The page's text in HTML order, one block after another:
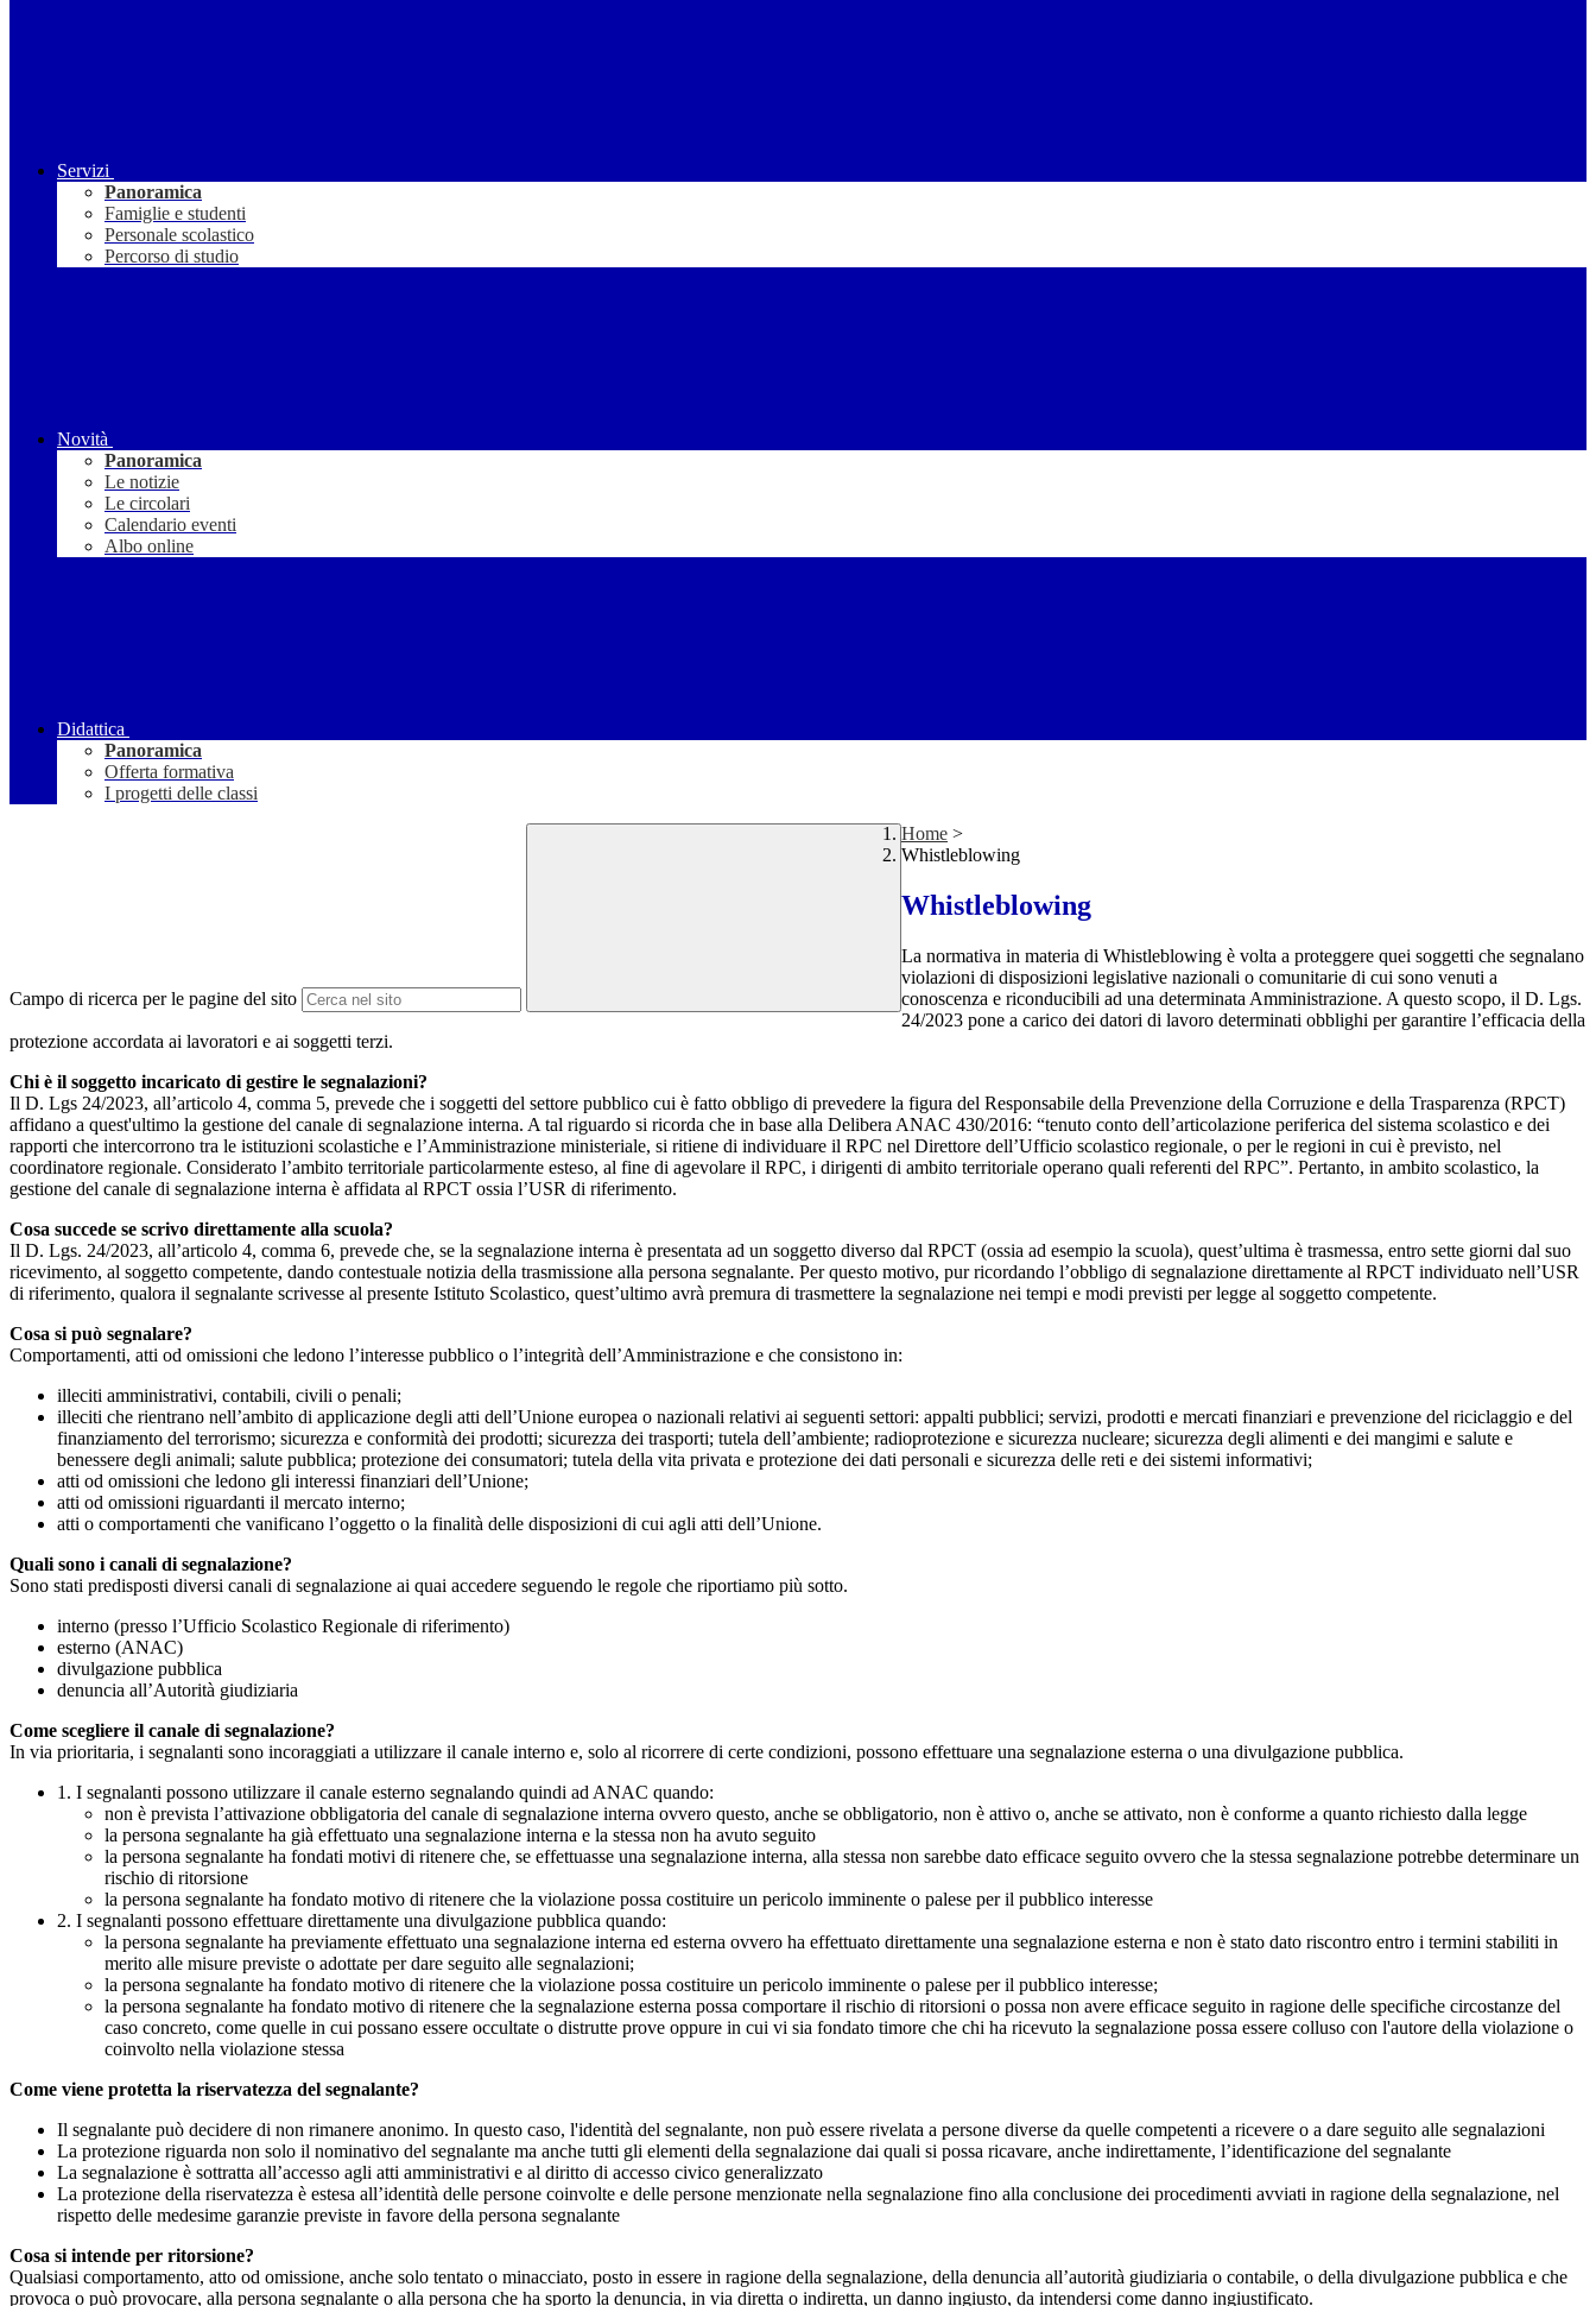
Servizi
Panoramica
Famiglie e studenti
Personale scolastico
Percorso di studio
Novità
Panoramica
Le notizie
Le circolari
Calendario eventi
Albo online
Didattica
Panoramica
Offerta formativa
I progetti delle classi
Campo di ricerca per le pagine del sito
Home >
Whistleblowing
Whistleblowing
La normativa in materia di Whistleblowing è volta a proteggere quei soggetti che segnalano
violazioni di disposizioni legislative nazionali o comunitarie di cui sono venuti a
conoscenza e riconducibili ad una determinata Amministrazione. A questo scopo, il D. Lgs.
24/2023 pone a carico dei datori di lavoro determinati obblighi per garantire l’efficacia della
protezione accordata ai lavoratori e ai soggetti terzi.
Chi è il soggetto incaricato di gestire le segnalazioni?
Il D. Lgs 24/2023, all’articolo 4, comma 5, prevede che i soggetti del settore pubblico cui è fatto obbligo di prevedere la figura del Responsabile della Prevenzione della Corruzione e della Trasparenza (RPCT)
affidano a quest'ultimo la gestione del canale di segnalazione interna. A tal riguardo si ricorda che in base alla Delibera ANAC 430/2016: “tenuto conto dell’articolazione periferica del sistema scolastico e dei
rapporti che intercorrono tra le istituzioni scolastiche e l’Amministrazione ministeriale, si ritiene di individuare il RPC nel Direttore dell’Ufficio scolastico regionale, o per le regioni in cui è previsto, nel
coordinatore regionale. Considerato l’ambito territoriale particolarmente esteso, al fine di agevolare il RPC, i dirigenti di ambito territoriale operano quali referenti del RPC”. Pertanto, in ambito scolastico, la
gestione del canale di segnalazione interna è affidata al RPCT ossia l’USR di riferimento.
Cosa succede se scrivo direttamente alla scuola?
Il D. Lgs. 24/2023, all’articolo 4, comma 6, prevede che, se la segnalazione interna è presentata ad un soggetto diverso dal RPCT (ossia ad esempio la scuola), quest’ultima è trasmessa, entro sette giorni dal suo
ricevimento, al soggetto competente, dando contestuale notizia della trasmissione alla persona segnalante. Per questo motivo, pur ricordando l’obbligo di segnalazione direttamente al RPCT individuato nell’USR
di riferimento, qualora il segnalante scrivesse al presente Istituto Scolastico, quest’ultimo avrà premura di trasmettere la segnalazione nei tempi e modi previsti per legge al soggetto competente.
Cosa si può segnalare?
Comportamenti, atti od omissioni che ledono l’interesse pubblico o l’integrità dell’Amministrazione e che consistono in:
illeciti amministrativi, contabili, civili o penali;
illeciti che rientrano nell’ambito di applicazione degli atti dell’Unione europea o nazionali relativi ai seguenti settori: appalti pubblici; servizi, prodotti e mercati finanziari e prevenzione del riciclaggio e del
finanziamento del terrorismo; sicurezza e conformità dei prodotti; sicurezza dei trasporti; tutela dell’ambiente; radioprotezione e sicurezza nucleare; sicurezza degli alimenti e dei mangimi e salute e
benessere degli animali; salute pubblica; protezione dei consumatori; tutela della vita privata e protezione dei dati personali e sicurezza delle reti e dei sistemi informativi;
atti od omissioni che ledono gli interessi finanziari dell’Unione;
atti od omissioni riguardanti il mercato interno;
atti o comportamenti che vanificano l’oggetto o la finalità delle disposizioni di cui agli atti dell’Unione.
Quali sono i canali di segnalazione?
Sono stati predisposti diversi canali di segnalazione ai quai accedere seguendo le regole che riportiamo più sotto.
interno (presso l’Ufficio Scolastico Regionale di riferimento)
esterno (ANAC)
divulgazione pubblica
denuncia all’Autorità giudiziaria
Come scegliere il canale di segnalazione?
In via prioritaria, i segnalanti sono incoraggiati a utilizzare il canale interno e, solo al ricorrere di certe condizioni, possono effettuare una segnalazione esterna o una divulgazione pubblica.
1. I segnalanti possono utilizzare il canale esterno segnalando quindi ad ANAC quando:
non è prevista l’attivazione obbligatoria del canale di segnalazione interna ovvero questo, anche se obbligatorio, non è attivo o, anche se attivato, non è conforme a quanto richiesto dalla legge
la persona segnalante ha già effettuato una segnalazione interna e la stessa non ha avuto seguito
la persona segnalante ha fondati motivi di ritenere che, se effettuasse una segnalazione interna, alla stessa non sarebbe dato efficace seguito ovvero che la stessa segnalazione potrebbe determinare un
rischio di ritorsione
la persona segnalante ha fondato motivo di ritenere che la violazione possa costituire un pericolo imminente o palese per il pubblico interesse
2. I segnalanti possono effettuare direttamente una divulgazione pubblica quando:
la persona segnalante ha previamente effettuato una segnalazione interna ed esterna ovvero ha effettuato direttamente una segnalazione esterna e non è stato dato riscontro entro i termini stabiliti in
merito alle misure previste o adottate per dare seguito alle segnalazioni;
la persona segnalante ha fondato motivo di ritenere che la violazione possa costituire un pericolo imminente o palese per il pubblico interesse;
la persona segnalante ha fondato motivo di ritenere che la segnalazione esterna possa comportare il rischio di ritorsioni o possa non avere efficace seguito in ragione delle specifiche circostanze del
caso concreto, come quelle in cui possano essere occultate o distrutte prove oppure in cui vi sia fondato timore che chi ha ricevuto la segnalazione possa essere colluso con l'autore della violazione o
coinvolto nella violazione stessa
Come viene protetta la riservatezza del segnalante?
Il segnalante può decidere di non rimanere anonimo. In questo caso, l'identità del segnalante, non può essere rivelata a persone diverse da quelle competenti a ricevere o a dare seguito alle segnalazioni
La protezione riguarda non solo il nominativo del segnalante ma anche tutti gli elementi della segnalazione dai quali si possa ricavare, anche indirettamente, l’identificazione del segnalante
La segnalazione è sottratta all’accesso agli atti amministrativi e al diritto di accesso civico generalizzato
La protezione della riservatezza è estesa all’identità delle persone coinvolte e delle persone menzionate nella segnalazione fino alla conclusione dei procedimenti avviati in ragione della segnalazione, nel
rispetto delle medesime garanzie previste in favore della persona segnalante
Cosa si intende per ritorsione?
Qualsiasi comportamento, atto od omissione, anche solo tentato o minacciato, posto in essere in ragione della segnalazione, della denuncia all’autorità giudiziaria o contabile, o della divulgazione pubblica e che
provoca o può provocare, alla persona segnalante o alla persona che ha sporto la denuncia, in via diretta o indiretta, un danno ingiusto, da intendersi come danno ingiustificato.